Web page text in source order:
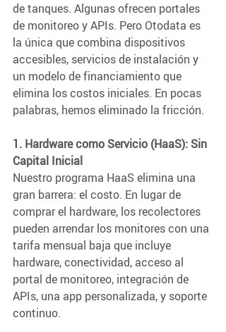
de tanques. Algunas ofrecen portales
de monitoreo y APIs. Pero Otodata es
la única que combina dispositivos
accesibles, servicios de instalación y
un modelo de financiamiento que
elimina los costos iniciales. En pocas
palabras, hemos eliminado la fricción.
1. Hardware como Servicio (HaaS): Sin
Capital Inicial
Nuestro programa HaaS elimina una
gran barrera: el costo. En lugar de
comprar el hardware, los recolectores
pueden arrendar los monitores con una
tarifa mensual baja que incluye
hardware, conectividad, acceso al
portal de monitoreo, integración de
APIs, una app personalizada, y soporte
continuo.